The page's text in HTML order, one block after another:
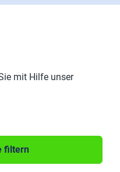
mit Hilfe unser
filtern